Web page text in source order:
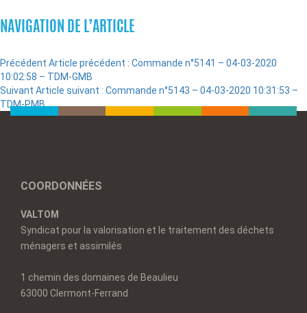
NAVIGATION DE L’ARTICLE
Précédent Article précédent : Commande n°5141 – 04-03-2020
10:02:58 – TDM-GMB
Suivant Article suivant : Commande n°5143 – 04-03-2020 10:31:53 –
TDM-PMB
COORDONNÉES
VALTOM
Syndicat pour la valorisation et le traitement des déchets
ménagers et assimilés
1 chemin des domaines de Beaulieu
63000 Clermont-Ferrand